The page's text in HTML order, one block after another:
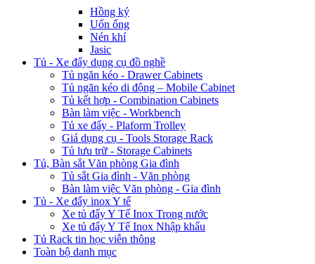
Hồng ký
Uốn ống
Nén khí
Jasic
Tủ - Xe đẩy dụng cụ đồ nghề
Tủ ngăn kéo - Drawer Cabinets
Tủ ngăn kéo di động – Mobile Cabinet
Tủ kết hợp - Combination Cabinets
Bàn làm việc - Workbench
Tủ xe đẩy - Plaform Trolley
Giá dụng cụ - Tools Storage Rack
Tủ lưu trữ - Storage Cabinets
Tủ, Bàn sắt Văn phòng Gia đình
Tủ sắt Gia đình - Văn phòng
Bàn làm việc Văn phòng - Gia đình
Tủ - Xe đẩy inox Y tế
Xe tủ đẩy Y Tế Inox Trong nước
Xe tủ đẩy Y Tế Inox Nhập khẩu
Tủ Rack tin học viễn thông
Toàn bộ danh mục